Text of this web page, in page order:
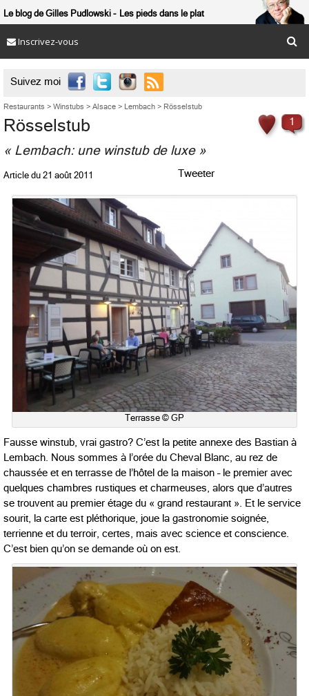
Le blog de Gilles Pudlowski Les pieds dans le plat
Inscrivez-vous
Suivez moi 
Restaurants > Winstubs > Alsace > Lembach > Rösselstub
1
Rösselstub
« Lembach: une winstub de luxe »
Article du 21 août 2011 Tweeter
Terrasse © GP
Fausse winstub, vrai gastro? C’est la petite annexe des Bastian à
Lembach. Nous sommes à l’orée du Cheval Blanc, au rez de
chaussée et en terrasse de l’hôtel de la maison – le premier avec
quelques chambres rustiques et charmeuses, alors que d’autres
se trouvent au premier étage du « grand restaurant ». Et le service
sourit, la carte est pléthorique, joue la gastronomie soignée,
terrienne et du terroir, certes, mais avec science et conscience.
C’est bien qu’on se demande où on est.